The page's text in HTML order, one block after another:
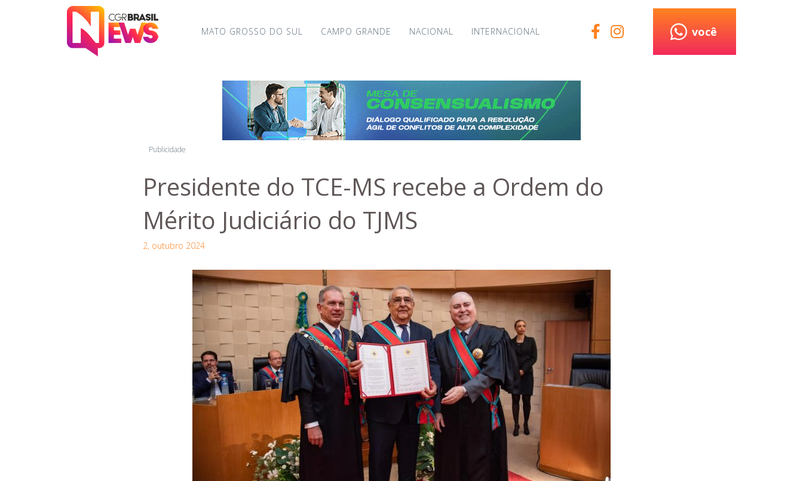
MATO GROSSO DO SUL CAMPO GRANDE NACIONAL INTERNACIONAL você
Publicidade
Presidente do TCE-MS recebe a Ordem do
Mérito Judiciário do TJMS
2, outubro 2024